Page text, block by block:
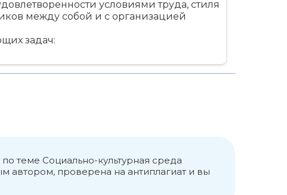
условиями труда, стиля
между собой и с организацией
задач:
в окружающей среде [9.С.137].
стихийные социальные
среды организации предполагает
теме Социально-культурная среда
автором, проверена на антиплагиат и вы